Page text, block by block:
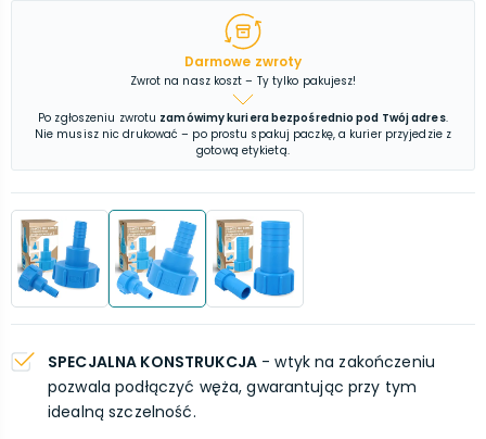
Darmowe zwroty
Zwrot na nasz koszt – Ty tylko pakujesz!
Po zgłoszeniu zwrotu zamówimy kuriera bezpośrednio pod Twój adres.
Nie musisz nic drukować – po prostu spakuj paczkę, a kurier przyjedzie z
gotową etykietą.
SPECJALNA KONSTRUKCJA- wtyk na zakończeniu
pozwala podłączyć węża, gwarantując przy tym
idealną szczelność.